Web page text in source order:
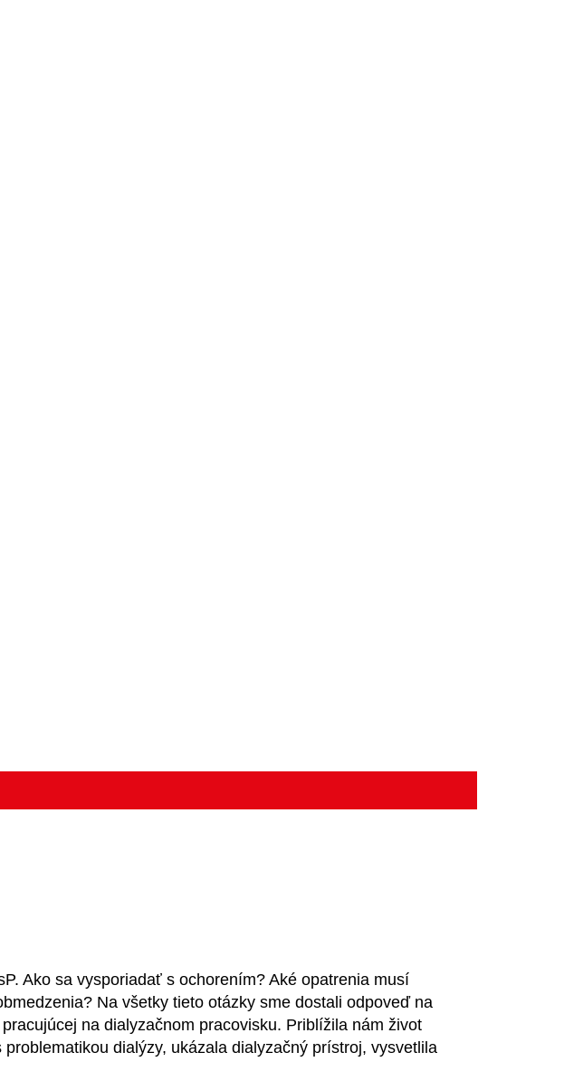
Ako sa vysporiadať s ochorením? Aké opatrenia musí
Na všetky tieto otázky sme dostali odpoveď na
na dialyzačnom pracovisku. Priblížila nám život
dialýzy, ukázala dialyzačný prístroj, vysvetlila